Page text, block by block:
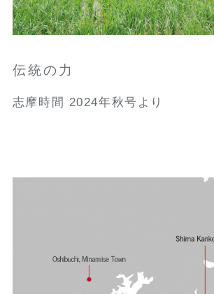
伝統の力
志摩時間 2024年秋号より